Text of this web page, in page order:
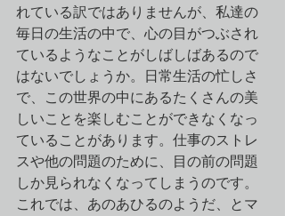
れている訳ではありませんが、私達の
毎日の生活の中で、心の目がつぶされ
ているようなことがしばしばあるので
はないでしょうか。日常生活の忙しさ
で、この世界の中にあるたくさんの美
しいことを楽しむことができなくなっ
ていることがあります。仕事のストレ
スや他の問題のために、目の前の問題
しか見られなくなってしまうのです。
これでは、あのあひるのようだ、とマ